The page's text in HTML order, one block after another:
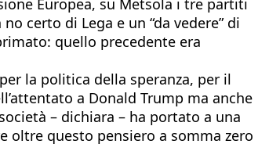
Europea, su Metsola i tre partiti
certo di Lega e un “da vedere” di
quello precedente era
la politica della speranza, per il
a Donald Trump ma anche
– dichiara – ha portato a una
oltre questo pensiero a somma zero